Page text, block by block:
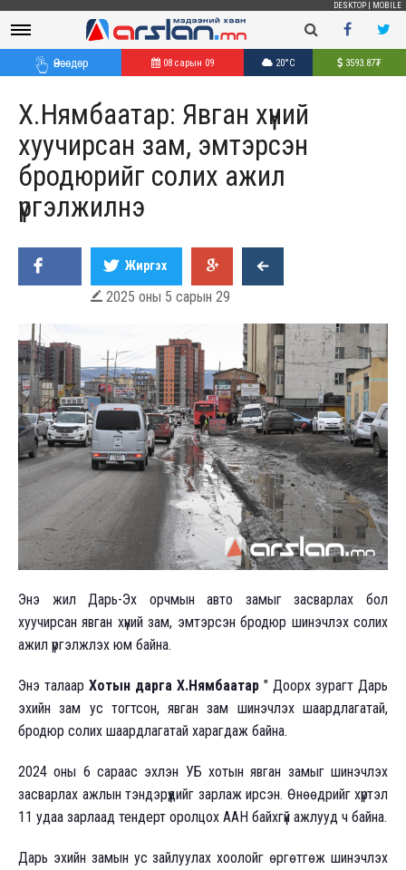
DESKTOP MOBILE
Өнөөдөр 08 сарын 09 20°C 3593.87₮
Х.Нямбаатар: Явган хүний
хуучирсан зам, эмтэрсэн
бродюрийг солих ажил
үргэлжилнэ
Жиргэх
 2025 оны 5 сарын 29
Энэ жил Дарь-Эх орчмын авто замыг засварлах бол
хуучирсан явган хүний зам, эмтэрсэн бродюр шинэчлэх солих
ажил үргэлжлэх юм байна.
Энэ талаар Хотын дарга Х.Нямбаатар " Доорх зурагт Дарь
эхийн зам ус тогтсон, явган зам шинэчлэх шаардлагатай,
бродюр солих шаардлагатай харагдаж байна.
2024 оны 6 сараас эхлэн УБ хотын явган замыг шинэчлэх
засварлах ажлын тэндэрүүдийг зарлаж ирсэн. Өнөөдрийг хүртэл
11 удаа зарлаад тендерт оролцох ААН байхгүй ажлууд ч байна.
Дарь эхийн замын ус зайлуулах хоолойг өргөтгөж шинэчлэх